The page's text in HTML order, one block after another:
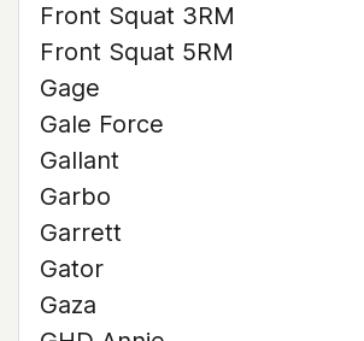
Front Squat 3RM
Front Squat 5RM
Gage
Gale Force
Gallant
Garbo
Garrett
Gator
Gaza